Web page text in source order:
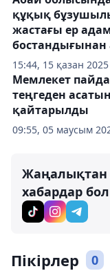
15:44, 15 қазан 2025
құқық
жастағы ер
09:55, 05 маусым
Мемлекет
теңгеден
қайтарылды
Жаңалықтан
хабардар
Пікірлер 0